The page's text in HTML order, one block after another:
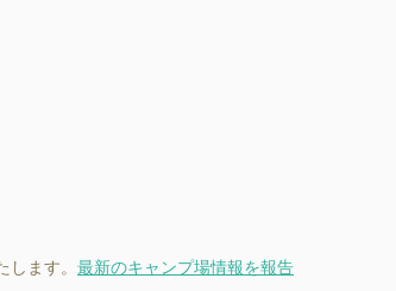
ます。 最新のキャンプ場情報を報告